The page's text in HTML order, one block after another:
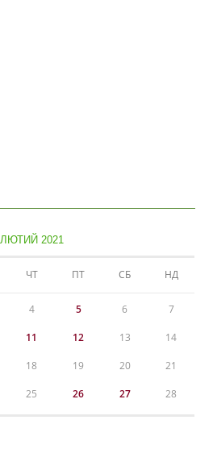
ЛЮТИЙ 2021
ЧТ ПТ СБ НД
4 5 6 7
11 12 13 14
18 19 20 21
25 26 27 28